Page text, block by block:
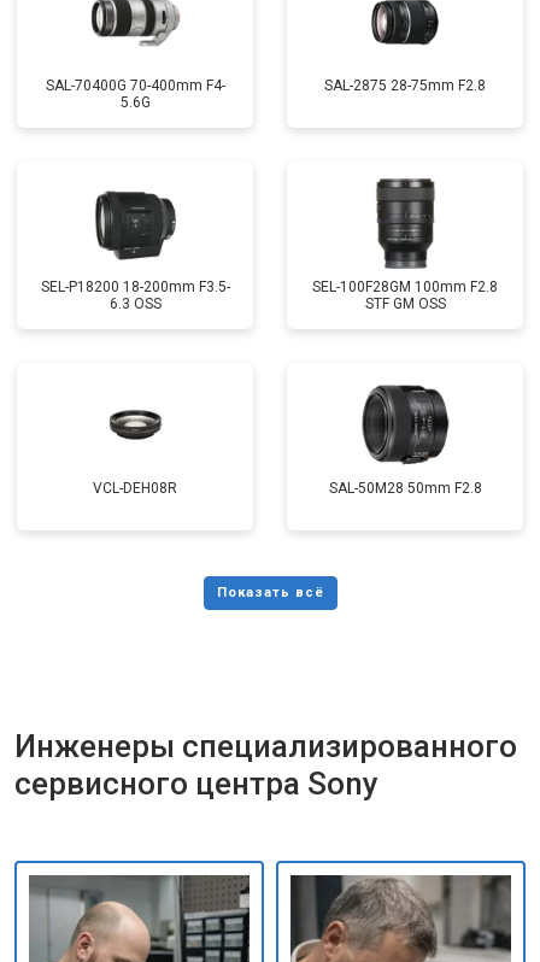
SAL-70400G 70-400mm F4-
5.6G
SAL-2875 28-75mm F2.8
SEL-P18200 18-200mm F3.5-
6.3 OSS
SEL-100F28GM 100mm F2.8
STF GM OSS
VCL-DEH08R SAL-50M28 50mm F2.8
Инженеры специализированного
сервисного центра Sony